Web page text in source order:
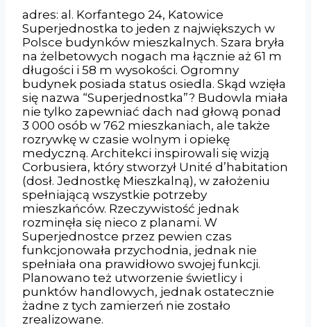
adres: al. Korfantego 24, Katowice
Superjednostka to jeden z największych w
Polsce budynków mieszkalnych. Szara bryła
na żelbetowych nogach ma łącznie aż 61 m
długości i 58 m wysokości. Ogromny
budynek posiada status osiedla. Skąd wzięła
się nazwa “Superjednostka”? Budowla miała
nie tylko zapewniać dach nad głową ponad
3 000 osób w 762 mieszkaniach, ale także
rozrywkę w czasie wolnym i opiekę
medyczną. Architekci inspirowali się wizją
Corbusiera, który stworzył Unité d’habitation
(dosł. Jednostkę Mieszkalną), w założeniu
spełniającą wszystkie potrzeby
mieszkańców. Rzeczywistość jednak
rozminęła się nieco z planami. W
Superjednostce przez pewien czas
funkcjonowała przychodnia, jednak nie
spełniała ona prawidłowo swojej funkcji.
Planowano też utworzenie świetlicy i
punktów handlowych, jednak ostatecznie
żadne z tych zamierzeń nie zostało
zrealizowane.